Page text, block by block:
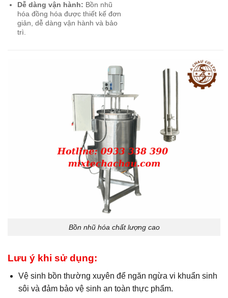
Dễ dàng vận hành: Bồn nhũ
hóa đồng hóa được thiết kế đơn
giản, dễ dàng vận hành và bảo
trì.
Bồn nhũ hóa chất lượng cao
Lưu ý khi sử dụng:
Vệ sinh bồn thường xuyên để ngăn ngừa vi khuẩn sinh
sôi và đảm bảo vệ sinh an toàn thực phẩm.